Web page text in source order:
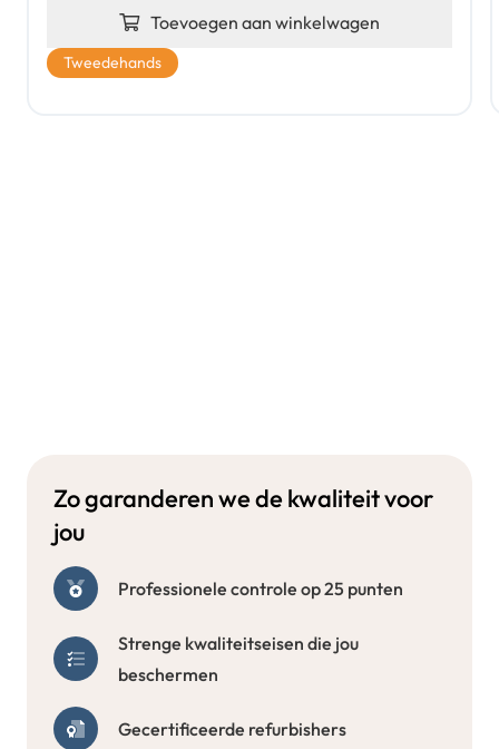
Toevoegen aan winkelwagen
Tweedehands
Zo garanderen we de kwaliteit voor
jou
Professionele controle op 25 punten
Strenge kwaliteitseisen die jou
beschermen
Gecertificeerde refurbishers